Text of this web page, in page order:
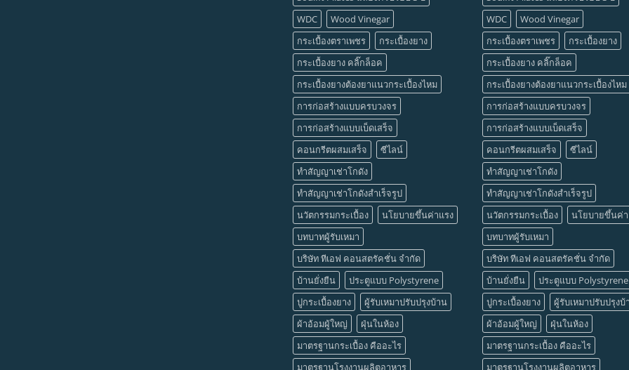
WDC
Wood Vinegar
กระเบื้องตราเพชร
กระเบื้องยาง
กระเบื้องยาง คลิ๊กล็อค
กระเบื้องยางต้องยาแนวกระเบื้องไหม
การก่อสร้างแบบครบวงจร
การก่อสร้างแบบเบ็ดเสร็จ
คอนกรีตผสมเสร็จ
ซีไลน์
ทำสัญญาเช่าโกดัง
ทำสัญญาเช่าโกดังสำเร็จรูป
นวัตกรรมกระเบื้อง
นโยบายขึ้นค่าแรง
บทบาทผู้รับเหมา
บริษัท ทีเอฟ คอนสตรัคชั่น จำกัด
บ้านยั่งยืน
ประตูแบบ Polystyrene
ปูกระเบื้องยาง
ผู้รับเหมาปรับปรุงบ้าน
ผ้าอ้อมผู้ใหญ่
ฝุ่นในห้อง
มาตรฐานกระเบื้อง คืออะไร
มาตรฐานโรงงานผลิตอาหาร
WDC
Wood Vinegar
กระเบื้องตราเพชร
กระเบื้องยาง
กระเบื้องยาง คลิ๊กล็อค
กระเบื้องยางต้องยาแนวกระเบื้องไหม
การก่อสร้างแบบครบวงจร
การก่อสร้างแบบเบ็ดเสร็จ
คอนกรีตผสมเสร็จ
ซีไลน์
ทำสัญญาเช่าโกดัง
ทำสัญญาเช่าโกดังสำเร็จรูป
นวัตกรรมกระเบื้อง
นโยบายขึ้นค่า
บทบาทผู้รับเหมา
บริษัท ทีเอฟ คอนสตรัคชั่น จำกัด
บ้านยั่งยืน
ประตูแบบ Polystyrene
ปูกระเบื้องยาง
ผู้รับเหมาปรับปรุงบ้
ผ้าอ้อมผู้ใหญ่
ฝุ่นในห้อง
มาตรฐานกระเบื้อง คืออะไร
มาตรฐานโรงงานผลิตอาหาร